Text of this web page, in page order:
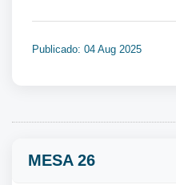
Publicado: 04 Aug 2025
MESA 26